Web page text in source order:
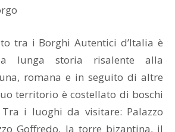
tra i Borghi Autentici d’Italia è
lunga storia risalente alla
romana e in seguito di altre
territorio è costellato di boschi
i luoghi da visitare: Palazzo
Goffredo, la torre bizantina, il